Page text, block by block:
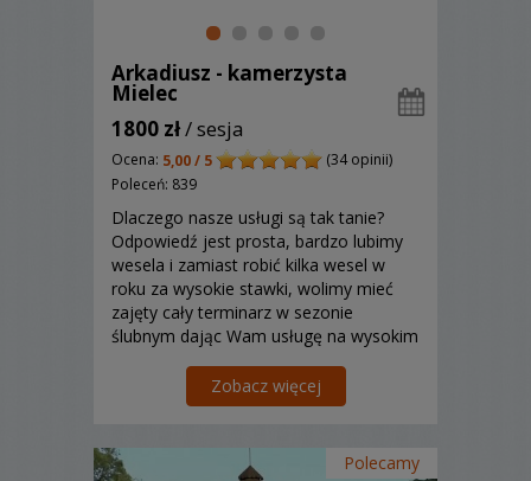
Arkadiusz - kamerzysta
Mielec
1800 zł/ sesja
Ocena: 5,00 / 5
(34 opinii)
Poleceń: 839
Dlaczego nasze usługi są tak tanie?
Odpowiedź jest prosta, bardzo lubimy
wesela i zamiast robić kilka wesel w
roku za wysokie stawki, wolimy mieć
zajęty cały terminarz w sezonie
ślubnym dając Wam usługę na wysokim
Zobacz więcej
Polecamy